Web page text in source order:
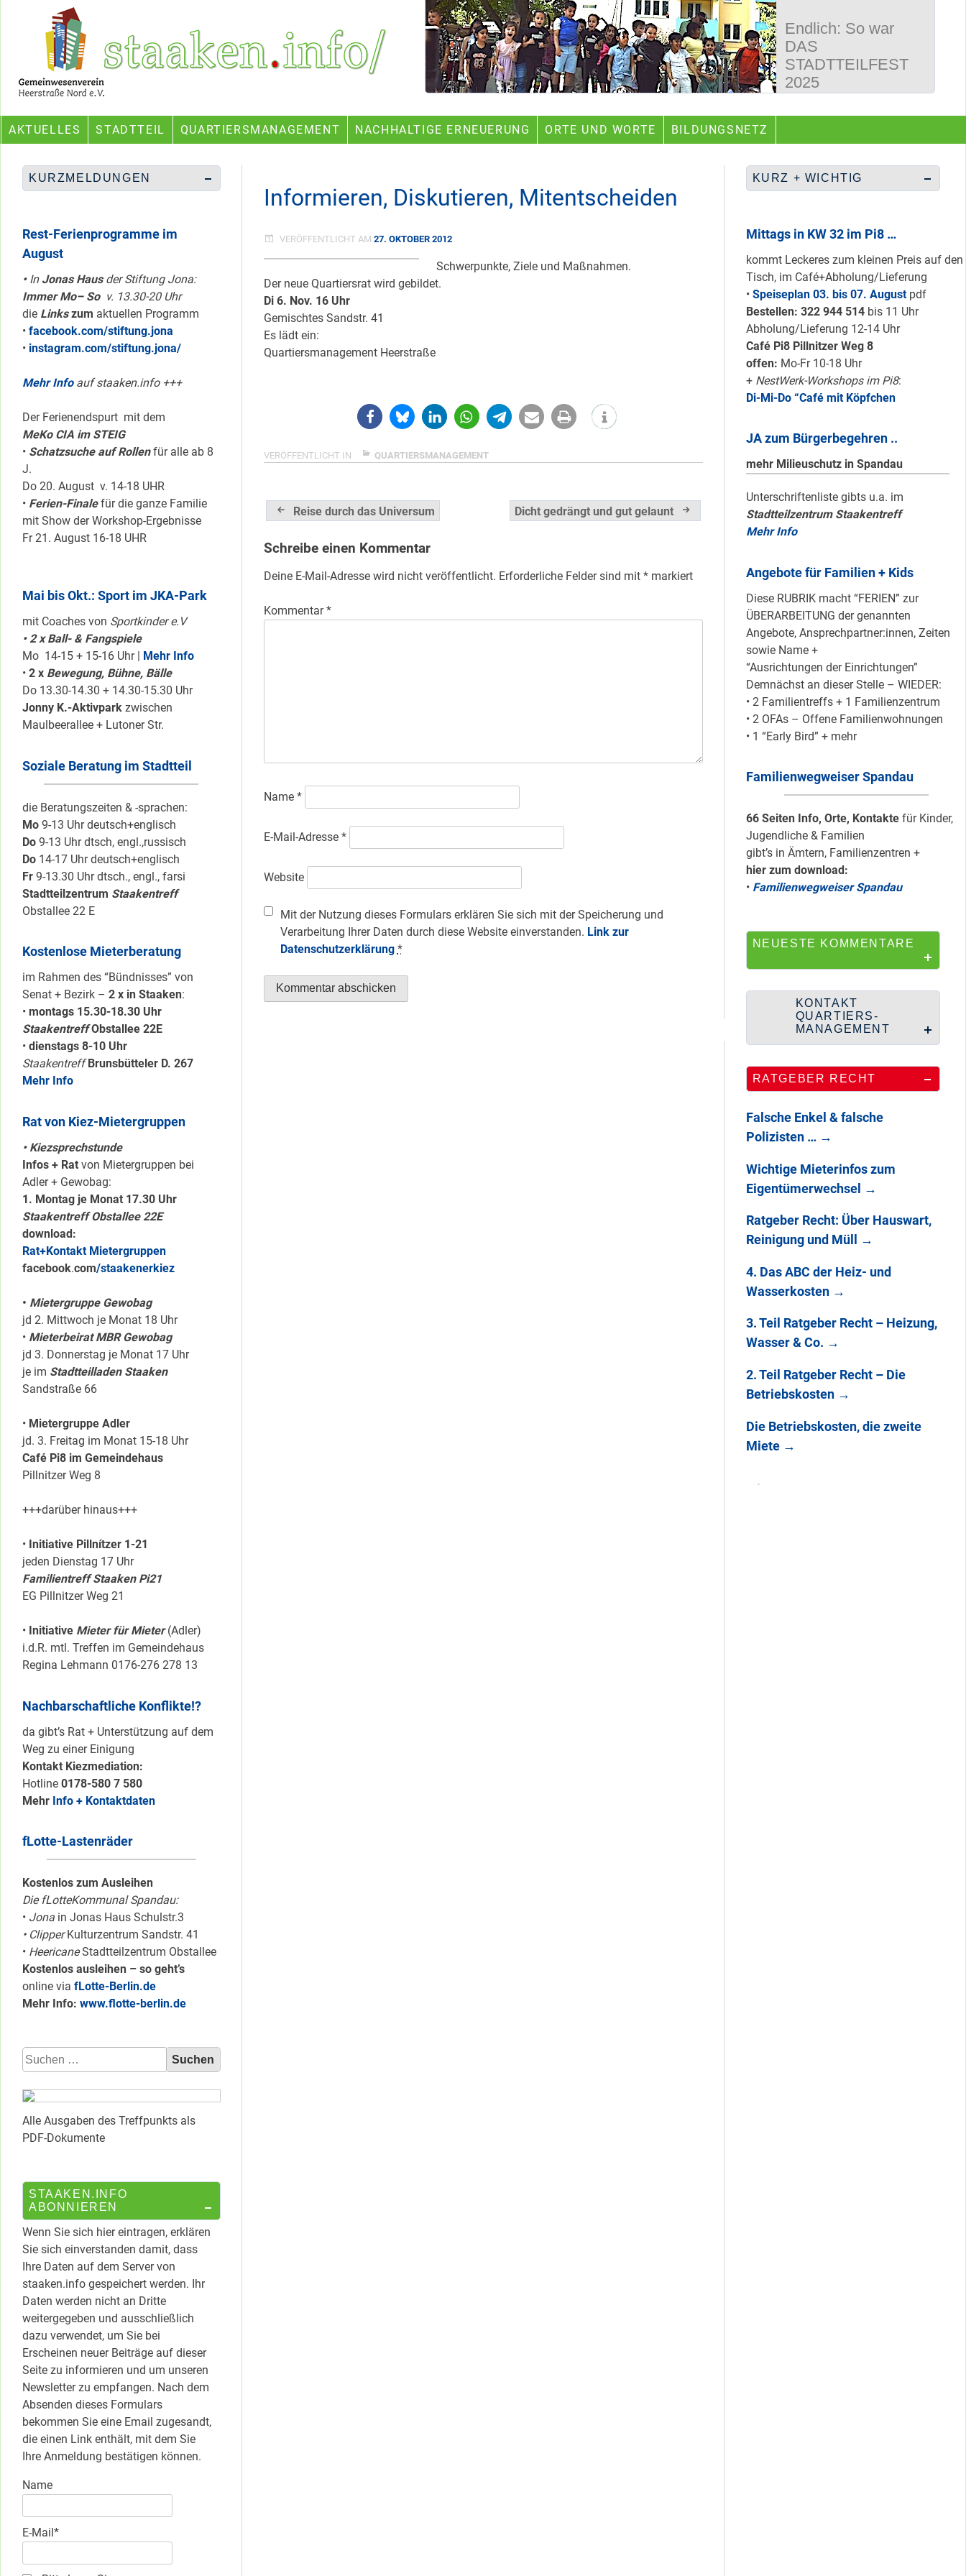
Ein Projekt des Gemeinwesenvereins Heerstraße Nord
AKTUELLES STADTTEIL QUARTIERSMANAGEMENT NACHHALTIGE ERNEUERUNG ORTE UND WORTE BILDUNGSNETZ
Informieren, Diskutieren, Mitentscheiden
VERÖFFENTLICHT AM 27. OKTOBER 2012
Schwerpunkte, Ziele und Maßnahmen.
Der neue Quartiersrat wird gebildet.
Di 6. Nov. 16 Uhr
Gemischtes Sandstr. 41
Es lädt ein:
Quartiersmanagement Heerstraße
VERÖFFENTLICHT IN QUARTIERSMANAGEMENT
Beitragsnavigation
Reise durch das Universum Dicht gedrängt und gut gelaunt
Schreibe einen Kommentar
Deine E-Mail-Adresse wird nicht veröffentlicht. Erforderliche Felder sind mit *markiert
Kommentar*
Name *
E-Mail-Adresse *
Website
Mit der Nutzung dieses Formulars erklären Sie sich mit der Speicherung und
Verarbeitung Ihrer Daten durch diese Website einverstanden. Link zur
Datenschutzerklärung *
KURZMELDUNGEN
Rest-Ferienprogramme im
August
•InJonas Hausder Stiftung Jona:
Immer Mo– So v. 13.30-20 Uhr
die Linkszum aktuellen Programm
• facebook.com/stiftung.jona
• instagram.com/stiftung.jona/
Mehr Infoauf staaken.info +++
Der Ferienendspurt mit dem
MeKo CIA im STEIG
• Schatzsuche auf Rollenfür alle ab 8
J.
Do 20. August v. 14-18 UHR
• Ferien-Finalefür die ganze Familie
mit Show der Workshop-Ergebnisse
Fr 21. August 16-18 UHR
Mai bis Okt.: Sport im JKA-Park
mit Coaches von Sportkinder e.V
• 2 x Ball- & Fangspiele
Mo 14-15 + 15-16 Uhr |
Mehr Info
• 2 x Bewegung, Bühne, Bälle
Do 13.30-14.30 + 14.30-15.30 Uhr
Jonny K.-Aktivpark zwischen
Maulbeerallee + Lutoner Str.
Soziale Beratung im Stadtteil
die Beratungszeiten & -sprachen:
Mo 9-13 Uhr deutsch+englisch
Do 9-13 Uhr dtsch, engl.,russisch
Do 14-17 Uhr deutsch+englisch
Fr 9-13.30 Uhr dtsch., engl., farsi
Stadtteilzentrum Staakentreff
Obstallee 22 E
Kostenlose Mieterberatung
im Rahmen des “Bündnisses” von
Senat + Bezirk – 2 x in Staaken:
• montags 15.30-18.30 Uhr
Staakentreff Obstallee 22E
• dienstags 8-10 Uhr
Staakentreff Brunsbütteler D. 267
Mehr Info
Rat von Kiez-Mietergruppen
• Kiezsprechstunde
Infos + Rat von Mietergruppen bei
Adler + Gewobag:
1. Montag je Monat 17.30 Uhr
Staakentreff Obstallee 22E
download:
Rat+Kontakt Mietergruppen
facebook.com/staakenerkiez
• Mietergruppe Gewobag
jd 2. Mittwoch je Monat 18 Uhr
• Mieterbeirat MBR Gewobag
jd 3. Donnerstag je Monat 17 Uhr
je im Stadtteilladen Staaken
Sandstraße 66
• Mietergruppe Adler
jd. 3. Freitag im Monat 15-18 Uhr
Café Pi8 im Gemeindehaus
Pillnitzer Weg 8
+++darüber hinaus+++
• Initiative Pillnítzer 1-21
jeden Dienstag 17 Uhr
Familientreff Staaken Pi21
EG Pillnitzer Weg 21
• Initiative Mieter für Mieter(Adler)
i.d.R. mtl. Treffen im Gemeindehaus
Regina Lehmann 0176-276 278 13
Nachbarschaftliche Konflikte!?
da gibt’s Rat + Unterstützung auf dem
Weg zu einer Einigung
Kontakt Kiezmediation:
Hotline 0178-580 7 580
Mehr Info + Kontaktdaten
fLotte-Lastenräder
Kostenlos zum Ausleihen
Die fLotteKommunal Spandau:
• Jona in Jonas Haus Schulstr.3
• ClipperKulturzentrum Sandstr. 41
• HeericaneStadtteilzentrum Obstallee
Kostenlos ausleihen – so geht’s
online via fLotte-Berlin.de
Mehr Info: www.flotte-berlin.de
Suchen
nach:
Alle Ausgaben des Treffpunkts als
PDF-Dokumente
STAAKEN.INFO
ABONNIEREN
Wenn Sie sich hier eintragen, erklären
Sie sich einverstanden damit, dass
Ihre Daten auf dem Server von
staaken.info gespeichert werden. Ihr
Daten werden nicht an Dritte
weitergegeben und ausschließlich
dazu verwendet, um Sie bei
Erscheinen neuer Beiträge auf dieser
Seite zu informieren und um unseren
Newsletter zu empfangen. Nach dem
Absenden dieses Formulars
bekommen Sie eine Email zugesandt,
die einen Link enthält, mit dem Sie
Ihre Anmeldung bestätigen können.
Name
E-Mail*
KURZ + WICHTIG
Mittags in KW 32 im Pi8 …
kommt Leckeres zum kleinen Preis auf den
Tisch, im Café+Abholung/Lieferung
• Speiseplan 03. bis 07. August pdf
Bestellen: 322 944 514bis 11 Uhr
Abholung/Lieferung 12-14 Uhr
Café Pi8 Pillnitzer Weg 8
offen: Mo-Fr 10-18 Uhr
+ NestWerk-Workshops im Pi8:
Di-Mi-Do “Café mit Köpfchen
JA zum Bürgerbegehren ..
mehr Milieuschutz in Spandau
Unterschriftenliste gibts u.a. im
Stadtteilzentrum Staakentreff
Mehr Info
Angebote für Familien + Kids
Diese RUBRIK macht “FERIEN” zur
ÜBERARBEITUNG der genannten
Angebote, Ansprechpartner:innen, Zeiten
sowie Name +
“Ausrichtungen der Einrichtungen”
Demnächst an dieser Stelle – WIEDER:
• 2 Familientreffs + 1 Familienzentrum
• 2 OFAs – Offene Familienwohnungen
• 1 “Early Bird” + mehr
Familienwegweiser Spandau
66 Seiten Info, Orte, Kontakte für Kinder,
Jugendliche & Familien
gibt’s in Ämtern, Familienzentren +
hier zum download:
• Familienwegweiser Spandau
NEUESTE KOMMENTARE
KONTAKT
QUARTIERS-
MANAGEMENT
RATGEBER RECHT
Falsche Enkel & falsche
Polizisten … →
Wichtige Mieterinfos zum
Eigentümerwechsel →
Ratgeber Recht: Über Hauswart,
Reinigung und Müll
→
4. Das ABC der Heiz- und
Wasserkosten →
3. Teil Ratgeber Recht – Heizung,
Wasser & Co. →
2. Teil Ratgeber Recht – Die
Betriebskosten →
Die Betriebskosten, die zweite
Miete →
Endlich: So war
DAS
STADTTEILFEST
2025
Wegbereiter &
geht & sich
ABSCHAFFEN!
Nur grüne & gelbe
Karten für den
neuen Quartiersrat
2023-25 …
Ein echtes “PLUS”
Nord …
Staaken: Immer
schön sauber
halten!
Neuer Look für’s
#Nachbarschaftmachen
Mit dem
“Redemobil” im
Kiez unterwegs …
Lokale Register-
Anlaufstelle in
Staaken
Silber für
Bildungsnetz
HipHop-Video: Das
ist Mein Viertel!
Mit Mieter-Kohle
auf Senats-Kohle
zwei Hahnebergen
kam
100 Jahre
Heerstraße